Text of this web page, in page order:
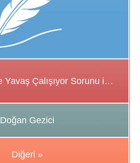
Google Chrome Yavaş Çalışıyor Sorunu için Çözüm Önerileri
Doğan Gezici
Diğeri »